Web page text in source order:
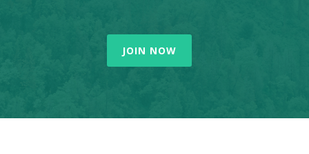
JOIN NOW